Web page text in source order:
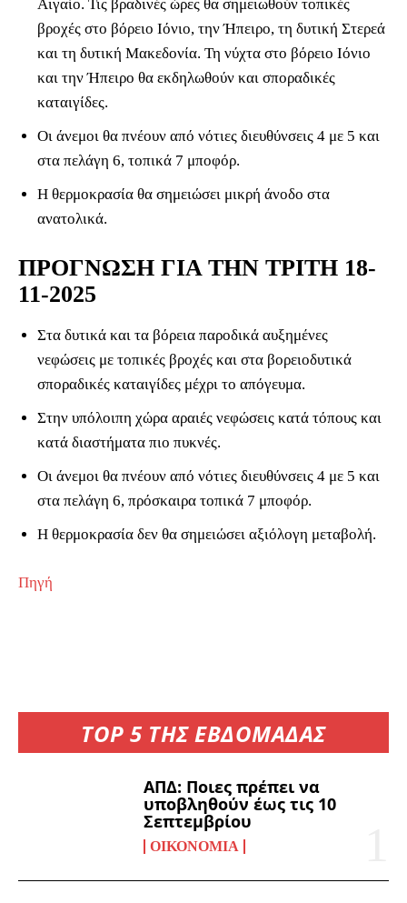
TOP 5 ΤΗΣ ΕΒΔΟΜΑΔΑΣ
ΑΠΔ: Ποιες πρέπει να
υποβληθούν έως τις 10
Σεπτεμβρίου
ΟΙΚΟΝΟΜΊΑ
Αιγαίο. Τις βραδινές ώρες θα σημειωθούν τοπικές
βροχές στο βόρειο Ιόνιο, την Ήπειρο, τη δυτική Στερεά
και τη δυτική Μακεδονία. Τη νύχτα στο βόρειο Ιόνιο
και την Ήπειρο θα εκδηλωθούν και σποραδικές
καταιγίδες.
Οι άνεμοι θα πνέουν από νότιες διευθύνσεις 4 με 5 και
στα πελάγη 6, τοπικά 7 μποφόρ.
Η θερμοκρασία θα σημειώσει μικρή άνοδο στα
ανατολικά.
ΠΡΟΓΝΩΣΗ ΓΙΑ ΤΗΝ ΤΡΙΤΗ 18-
11-2025
Στα δυτικά και τα βόρεια παροδικά αυξημένες
νεφώσεις με τοπικές βροχές και στα βορειοδυτικά
σποραδικές καταιγίδες μέχρι το απόγευμα.
Στην υπόλοιπη χώρα αραιές νεφώσεις κατά τόπους και
κατά διαστήματα πιο πυκνές.
Οι άνεμοι θα πνέουν από νότιες διευθύνσεις 4 με 5 και
στα πελάγη 6, πρόσκαιρα τοπικά 7 μποφόρ.
Η θερμοκρασία δεν θα σημειώσει αξιόλογη μεταβολή.
Πηγή